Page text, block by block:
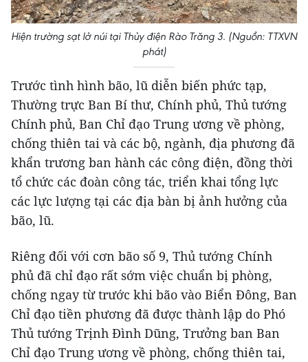
Hiện trường sạt lở núi tại Thủy điện Rào Trăng 3. (Nguồn: TTXVN
phát)
Trước tình hình bão, lũ diễn biến phức tạp,
Thường trực Ban Bí thư, Chính phủ, Thủ tướng
Chính phủ, Ban Chỉ đạo Trung ương về phòng,
chống thiên tai và các bộ, ngành, địa phương đã
khẩn trương ban hành các công điện, đồng thời
tổ chức các đoàn công tác, triển khai tổng lực
các lực lượng tại các địa bàn bị ảnh hưởng của
bão, lũ.
Riêng đối với cơn bão số 9, Thủ tướng Chính
phủ đã chỉ đạo rất sớm việc chuẩn bị phòng,
chống ngay từ trước khi bão vào Biển Đông, Ban
Chỉ đạo tiền phương đã được thành lập do Phó
Thủ tướng Trịnh Đình Dũng, Trưởng ban Ban
Chỉ đạo Trung ương về phòng, chống thiên tai,